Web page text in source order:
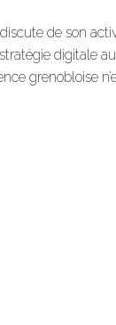
de son
digitale
grenobloise